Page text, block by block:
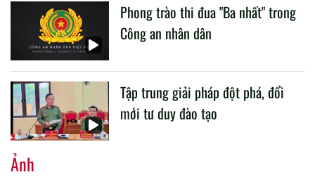
Phong trào thi đua "Ba nhất" trong
Công an nhân dân
Tập trung giải pháp đột phá, đổi
mới tư duy đào tạo
Ảnh